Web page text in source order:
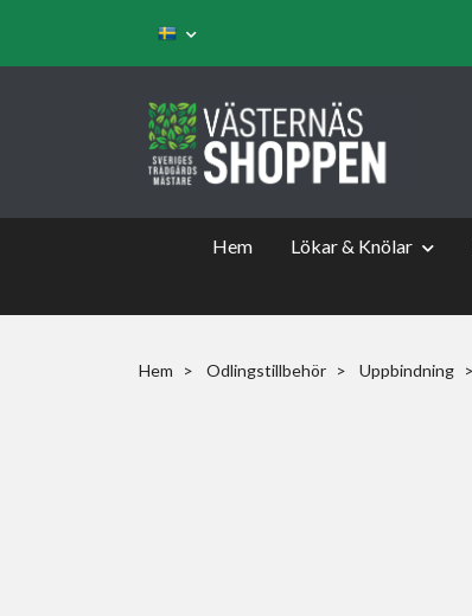
Hem Lökar & Knölar
Hem Odlingstillbehör Uppbindning